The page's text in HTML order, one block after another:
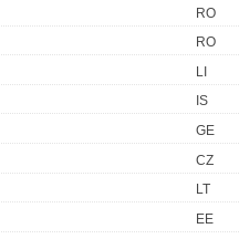
RO
RO
LI
IS
GE
CZ
LT
EE